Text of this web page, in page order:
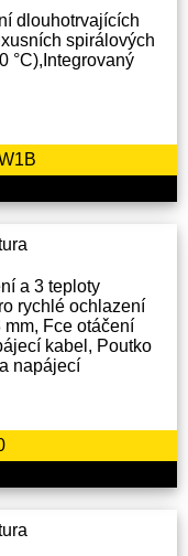
dlouhotrvajících
spirálových
°C),Integrovaný
a 3 teploty
rychlé ochlazení
Fce otáčení
kabel, Poutko
napájecí